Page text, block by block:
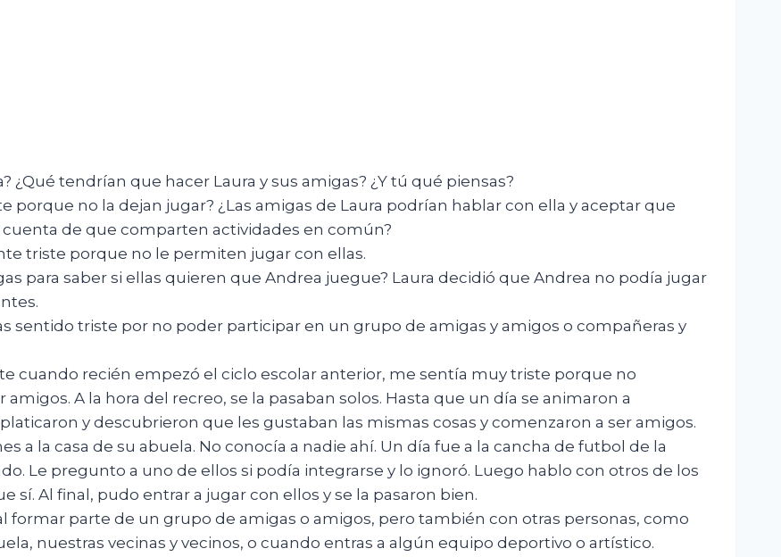
¿Qué tendrían que hacer Laura y sus amigas? ¿Y tú qué piensas?
porque no la dejan jugar? ¿Las amigas de Laura podrían hablar con ella y aceptar que
de que comparten actividades en común?
triste porque no le permiten jugar con ellas.
para saber si ellas quieren que Andrea juegue? Laura decidió que Andrea no podía jugar
sentido triste por no poder participar en un grupo de amigas y amigos o compañeras y
cuando recién empezó el ciclo escolar anterior, me sentía muy triste porque no
A la hora del recreo, se la pasaban solos. Hasta que un día se animaron a
y descubrieron que les gustaban las mismas cosas y comenzaron a ser amigos.
a la casa de su abuela. No conocía a nadie ahí. Un día fue a la cancha de futbol de la
Le pregunto a uno de ellos si podía integrarse y lo ignoró. Luego hablo con otros de los
sí. Al final, pudo entrar a jugar con ellos y se la pasaron bien.
formar parte de un grupo de amigas o amigos, pero también con otras personas, como
nuestras vecinas y vecinos, o cuando entras a algún equipo deportivo o artístico.